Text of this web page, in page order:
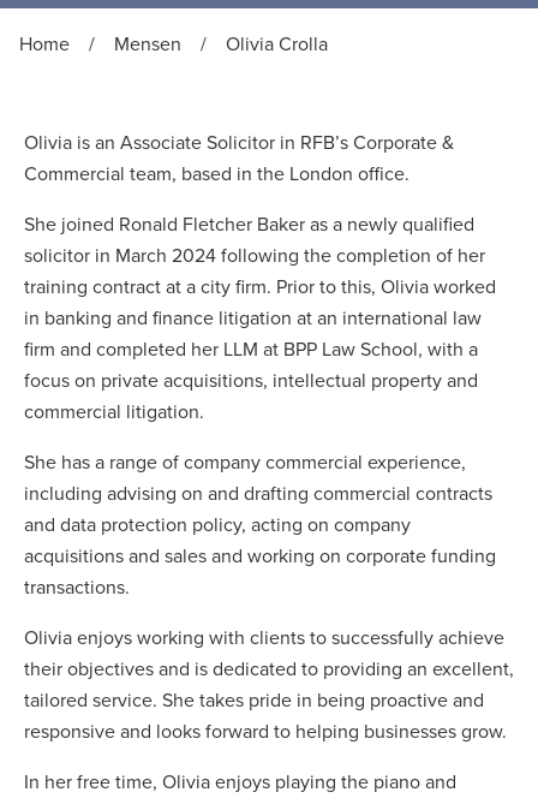
Home / Mensen / Olivia Crolla
Olivia is an Associate Solicitor in RFB’s Corporate &
Commercial team, based in the London office.
She joined Ronald Fletcher Baker as a newly qualified
solicitor in March 2024 following the completion of her
training contract at a city firm. Prior to this, Olivia worked
in banking and finance litigation at an international law
firm and completed her LLM at BPP Law School, with a
focus on private acquisitions, intellectual property and
commercial litigation.
She has a range of company commercial experience,
including advising on and drafting commercial contracts
and data protection policy, acting on company
acquisitions and sales and working on corporate funding
transactions.
Olivia enjoys working with clients to successfully achieve
their objectives and is dedicated to providing an excellent,
tailored service. She takes pride in being proactive and
responsive and looks forward to helping businesses grow.
In her free time, Olivia enjoys playing the piano and